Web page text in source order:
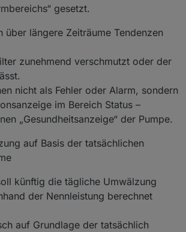
gesetzt.
über längere Zeiträume Tendenzen
zunehmend verschmutzt oder der
nicht als Fehler oder Alarm, sondern
im Bereich Status –
„Gesundheitsanzeige“ der Pumpe.
auf Basis der tatsächlichen
künftig die tägliche Umwälzung
der Nennleistung berechnet
auf Grundlage der tatsächlich